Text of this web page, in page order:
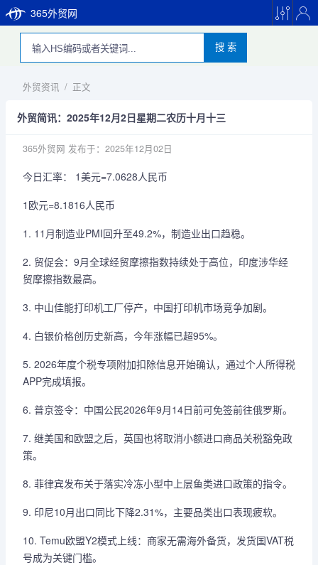
365外贸网
搜 索
外贸资讯 / 正文
外贸简讯：2025年12月2日星期二农历十月十三
365外贸网 发布于：2025年12月02日
今日汇率： 1美元=7.0628人民币
1欧元=8.1816人民币
1. 11月制造业PMI回升至49.2%，制造业出口趋稳。
2. 贸促会：9月全球经贸摩擦指数持续处于高位，印度涉华经
贸摩擦指数最高。
3. 中山佳能打印机工厂停产，中国打印机市场竞争加剧。
4. 白银价格创历史新高，今年涨幅已超95%。
5. 2026年度个税专项附加扣除信息开始确认，通过个人所得税
APP完成填报。
6. 普京签令：中国公民2026年9月14日前可免签前往俄罗斯。
7. 继美国和欧盟之后，英国也将取消小额进口商品关税豁免政
策。
8. 菲律宾发布关于落实冷冻小型中上层鱼类进口政策的指令。
9. 印尼10月出口同比下降2.31%，主要品类出口表现疲软。
10. Temu欧盟Y2模式上线：商家无需海外备货，发货国VAT税
号成为关键门槛。